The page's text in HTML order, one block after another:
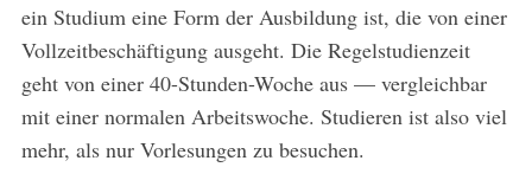
ein Studium eine Form der Ausbildung ist, die von einer
Vollzeitbeschäftigung ausgeht. Die Regelstudienzeit
geht von einer 40-Stunden-Woche aus — vergleichbar
mit einer normalen Arbeitswoche. Studieren ist also viel
mehr, als nur Vorlesungen zu besuchen.